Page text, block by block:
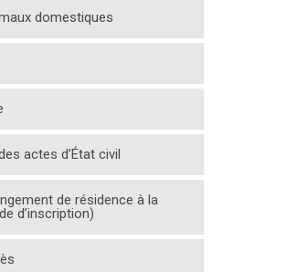
domestiques
actes d’État civil
de résidence à la
d’inscription)